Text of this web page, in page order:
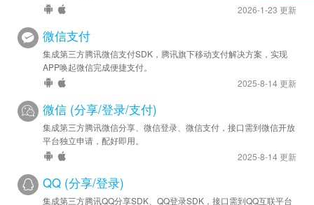
2026-1-23 更新
微信支付
集成第三方腾讯微信支付SDK，腾讯旗下移动支付解决方案，实现
APP唤起微信完成便捷支付。
2025-8-14 更新
微信 (分享/登录/支付)
集成第三方腾讯微信分享、微信登录、微信支付，接口需到微信开放
平台独立申请，配好即用。
2025-8-14 更新
QQ (分享/登录)
集成第三方腾讯QQ分享SDK、QQ登录SDK，接口需到QQ互联平台